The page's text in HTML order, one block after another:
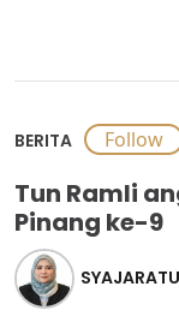
BERITA
Tun Ramli
Pinang ke-9